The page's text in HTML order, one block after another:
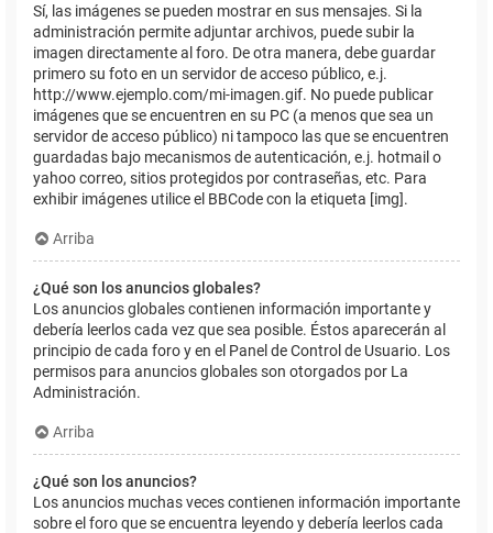
Sí, las imágenes se pueden mostrar en sus mensajes. Si la
administración permite adjuntar archivos, puede subir la
imagen directamente al foro. De otra manera, debe guardar
primero su foto en un servidor de acceso público, e.j.
http://www.ejemplo.com/mi-imagen.gif. No puede publicar
imágenes que se encuentren en su PC (a menos que sea un
servidor de acceso público) ni tampoco las que se encuentren
guardadas bajo mecanismos de autenticación, e.j. hotmail o
yahoo correo, sitios protegidos por contraseñas, etc. Para
exhibir imágenes utilice el BBCode con la etiqueta [img].
Arriba
¿Qué son los anuncios globales?
Los anuncios globales contienen información importante y
debería leerlos cada vez que sea posible. Éstos aparecerán al
principio de cada foro y en el Panel de Control de Usuario. Los
permisos para anuncios globales son otorgados por La
Administración.
Arriba
¿Qué son los anuncios?
Los anuncios muchas veces contienen información importante
sobre el foro que se encuentra leyendo y debería leerlos cada